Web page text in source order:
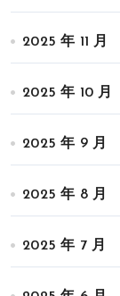
2025 年 11 月
2025 年 10 月
2025 年 9 月
2025 年 8 月
2025 年 7 月